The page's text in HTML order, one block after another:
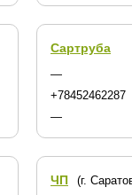
строение 10
Сартруба
—
+78452462287
—
ЧП
(г.